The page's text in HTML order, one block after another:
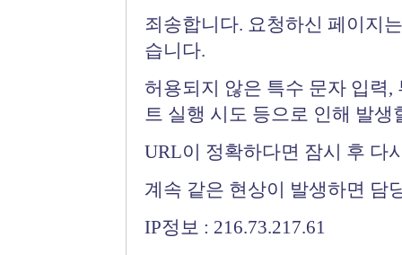
죄송합니다. 요청하신 페이지
습니다.
허용되지 않은 특수 문자 입력
트 실행 시도 등으로 인해 발생
URL이 정확하다면 잠시 후 다
계속 같은 현상이 발생하면 담
IP정보 : 216.73.217.61